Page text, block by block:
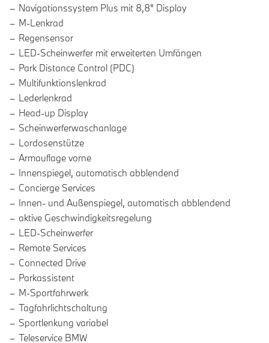
Navigationssystem Plus mit 8,8" Display
M-Lenkrad
Regensensor
LED-Scheinwerfer mit erweiterten Umfängen
Park Distance Control (PDC)
Multifunktionslenkrad
Lederlenkrad
Head-up Display
Scheinwerferwaschanlage
Lordosenstütze
Armauflage vorne
Innenspiegel, automatisch abblendend
Concierge Services
Innen- und Außenspiegel, automatisch abblendend
aktive Geschwindigkeitsregelung
LED-Scheinwerfer
Remote Services
Connected Drive
Parkassistent
M-Sportfahrwerk
Tagfahrlichtschaltung
Sportlenkung variabel
Teleservice BMW